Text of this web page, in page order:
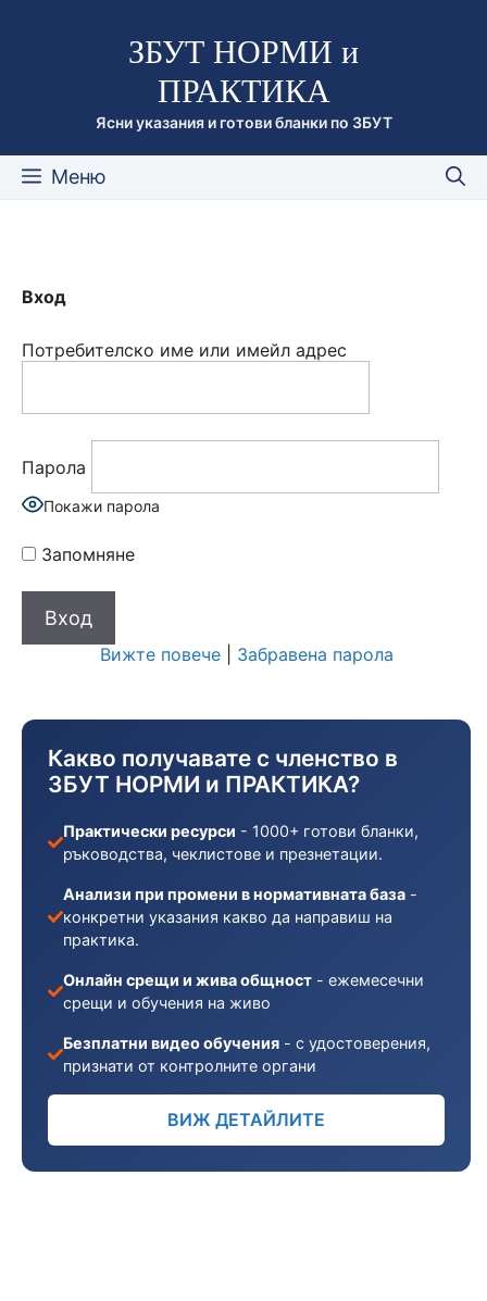
съдържаниетоЗБУТ НОРМИ и
ПРАКТИКА
Ясни указания и готови бланки по ЗБУТ
Меню
Вход
Потребителско име или имейл адрес
Парола
Покажи парола
Запомняне
Вижте повече| Забравена парола
Какво получавате с членство в
ЗБУТ НОРМИ и ПРАКТИКА?
Практически ресурси - 1000+ готови бланки,
ръководства, чеклистове и презнетации.
Анализи при промени в нормативната база -
конкретни указания какво да направиш на
практика.
Онлайн срещи и жива общност - ежемесечни
срещи и обучения на живо
Безплатни видео обучения - с удостоверения,
признати от контролните органи
ВИЖ ДЕТАЙЛИТЕ